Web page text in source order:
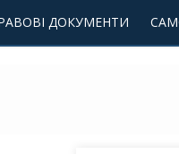
ДОКУМЕНТИ